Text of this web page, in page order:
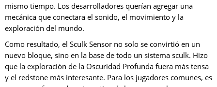
mismo tiempo. Los desarrolladores querían agregar una
mecánica que conectara el sonido, el movimiento y la
exploración del mundo.
Como resultado, el Sculk Sensor no solo se convirtió en un
nuevo bloque, sino en la base de todo un sistema sculk. Hizo
que la exploración de la Oscuridad Profunda fuera más tensa
y el redstone más interesante. Para los jugadores comunes, es